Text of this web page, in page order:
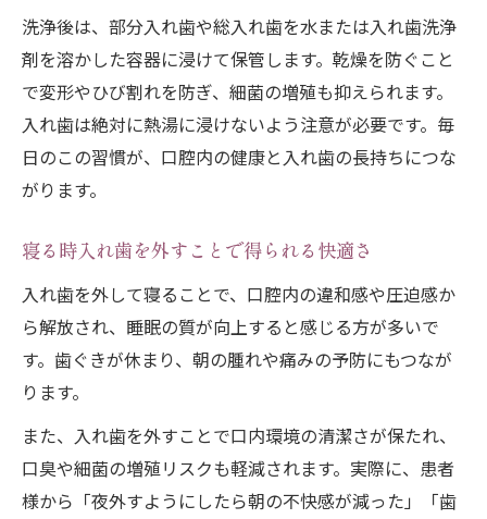
寝る時の入れ歯保管で衛生を保つコツ
装着したまま寝る入れ歯のリスクを解説
入れ歯をしたまま寝るデメリットと健康影
響
入れ歯を夜外さない場合の細菌繁殖リスク
装着して寝る時の誤飲リスクと対策
就寝時に入れ歯を水につける必要性
入れ歯を水につけて寝る理由と効果
夜の入れ歯保管で乾燥を防ぐポイント
洗浄液と水の使い分けと注意点
寝る時入れ歯を清潔に保つための水管理
洗浄後は、部分入れ歯や総入れ歯を水または入れ歯洗浄
剤を溶かした容器に浸けて保管します。乾燥を防ぐこと
で変形やひび割れを防ぎ、細菌の増殖も抑えられます。
入れ歯は絶対に熱湯に浸けないよう注意が必要です。毎
日のこの習慣が、口腔内の健康と入れ歯の長持ちにつな
がります。
寝る時入れ歯を外すことで得られる快適さ
入れ歯を外して寝ることで、口腔内の違和感や圧迫感か
ら解放され、睡眠の質が向上すると感じる方が多いで
す。歯ぐきが休まり、朝の腫れや痛みの予防にもつなが
ります。
また、入れ歯を外すことで口内環境の清潔さが保たれ、
口臭や細菌の増殖リスクも軽減されます。実際に、患者
様から「夜外すようにしたら朝の不快感が減った」「歯